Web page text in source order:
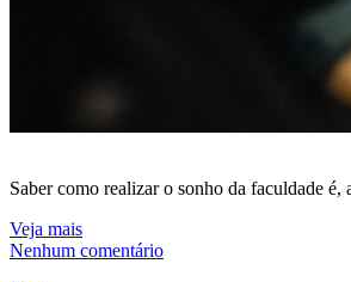
Saber como realizar o sonho da faculdade
Veja mais
Nenhum comentário